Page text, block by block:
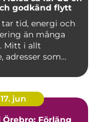
godkänd flytt
tid, energi och
än många
Mitt i allt
adresser som...
17. jun
Förläng